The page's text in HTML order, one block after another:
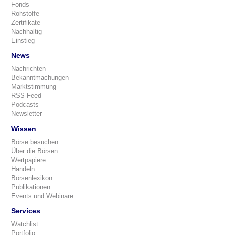
Fonds
Rohstoffe
Zertifikate
Nachhaltig
Einstieg
News
Nachrichten
Bekanntmachungen
Marktstimmung
RSS-Feed
Podcasts
Newsletter
Wissen
Börse besuchen
Über die Börsen
Wertpapiere
Handeln
Börsenlexikon
Publikationen
Events und Webinare
Services
Watchlist
Portfolio